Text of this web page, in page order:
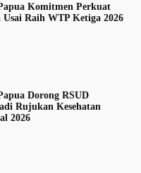
Komitmen Perkuat
Usai Raih WTP Ketiga 2026
Dorong RSUD
Rujukan Kesehatan
2026